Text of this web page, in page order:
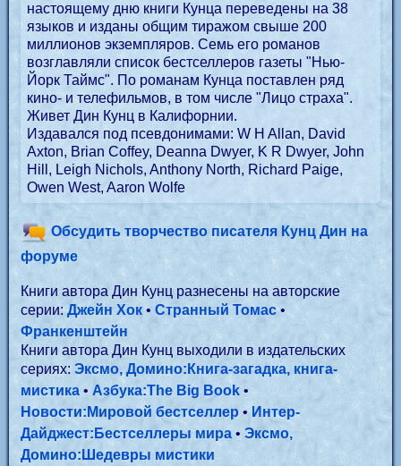
настоящему дню книги Кунца переведены на 38
языков и изданы общим тиражом свыше 200
миллионов экземпляров. Семь его романов
возглавляли список бестселлеров газеты "Нью-
Йорк Таймс". По романам Кунца поставлен ряд
кино- и телефильмов, в том числе "Лицо страха".
Живет Дин Кунц в Калифорнии.
Издавался под псевдонимами: W H Allan, David
Axton, Brian Coffey, Deanna Dwyer, K R Dwyer, John
Hill, Leigh Nichols, Anthony North, Richard Paige,
Owen West, Aaron Wolfe
Обсудить творчество писателя Кунц Дин на
форуме
Книги автора Дин Кунц разнесены на авторские
серии:Джейн Хок • Странный Томас•
Франкенштейн
Книги автора Дин Кунц выходили в издательских
сериях:Эксмо, Домино:Книга-загадка, книга-
мистика • Азбука:The Big Book •
Новости:Мировой бестселлер •Интер-
Дайджест:Бестселлеры мира•Эксмо,
Домино:Шедевры мистики